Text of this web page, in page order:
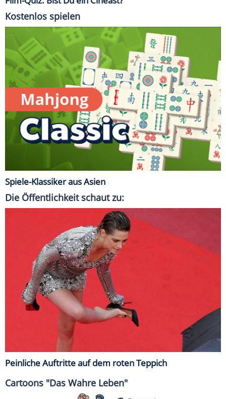
Kostenlos spielen
Spiele-Klassiker aus Asien
Die Öffentlichkeit schaut zu:
Peinliche Auftritte auf dem roten Teppich
Cartoons "Das Wahre Leben"